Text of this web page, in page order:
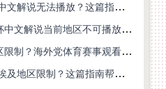
在新加坡看CCTV5世界杯中文解说无法播放？这篇指南帮你解锁海外体育直播自由
在加拿大看咪咕视频世界杯中文解说当前地区不可播放？这篇指南帮你一键解决
在日本看央视频世界杯地区限制？海外党体育赛事观看终极指南
在国外看世界杯阿根廷VS埃及地区限制？这篇指南帮你搞定中文直播+解说